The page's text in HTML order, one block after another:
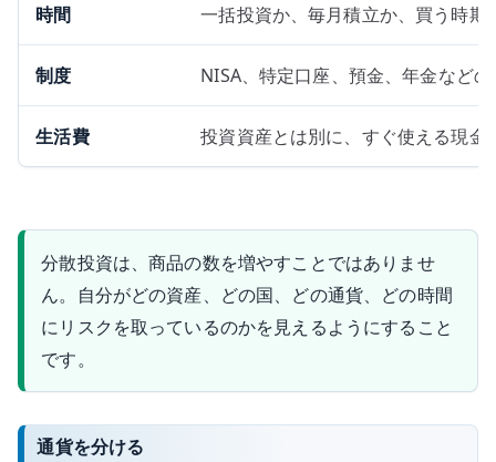
時間 一括投資か、毎月積立か、買う時期
制度 NISA、特定口座、預金、年金など
生活費 投資資産とは別に、すぐ使える現金
分散投資は、商品の数を増やすことではありませ
ん。自分がどの資産、どの国、どの通貨、どの時間
にリスクを取っているのかを見えるようにすること
です。
通貨を分ける